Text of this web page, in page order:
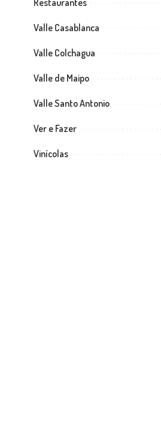
Restaurantes
Valle Casablanca
Valle Colchagua
Valle de Maipo
Valle Santo Antonio
Ver e Fazer
Vinícolas